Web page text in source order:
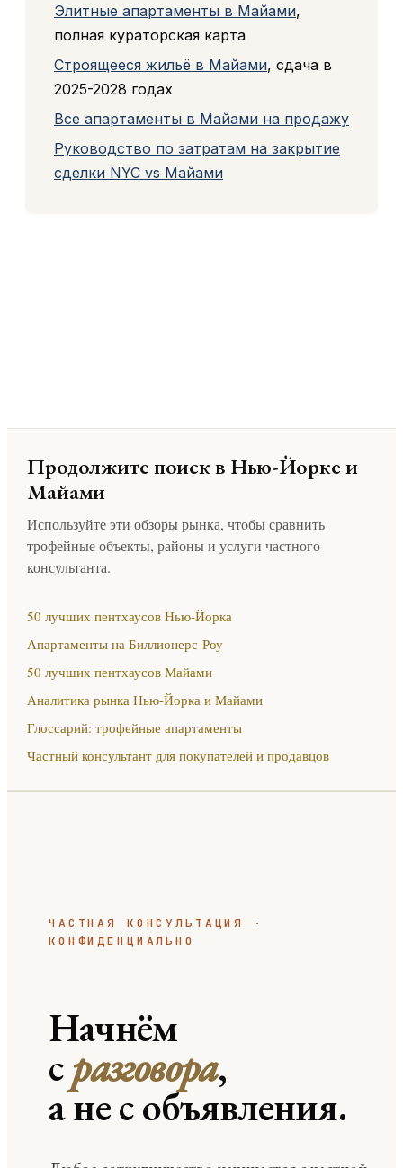
Элитные апартаменты в Майами,
полная кураторская карта
Строящееся жильё в Майами, сдача в
2025-2028 годах
Все апартаменты в Майами на продажу
Руководство по затратам на закрытие
сделки NYC vs Майами
Продолжите поиск в Нью-Йорке и
Майами
Используйте эти обзоры рынка, чтобы сравнить
трофейные объекты, районы и услуги частного
консультанта.
50 лучших пентхаусов Нью-Йорка
Апартаменты на Биллионерс-Роу
50 лучших пентхаусов Майами
Аналитика рынка Нью-Йорка и Майами
Глоссарий: трофейные апартаменты
Частный консультант для покупателей и продавцов
ЧАСТНАЯ КОНСУЛЬТАЦИЯ ·
КОНФИДЕНЦИАЛЬНО
Начнём
сразговора,
а не с объявления.